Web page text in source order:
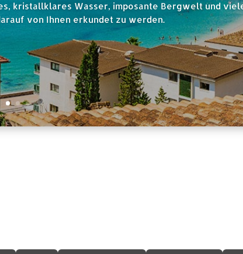
kristallklares Wasser, imposante Bergwelt und
von Ihnen erkundet zu werden.